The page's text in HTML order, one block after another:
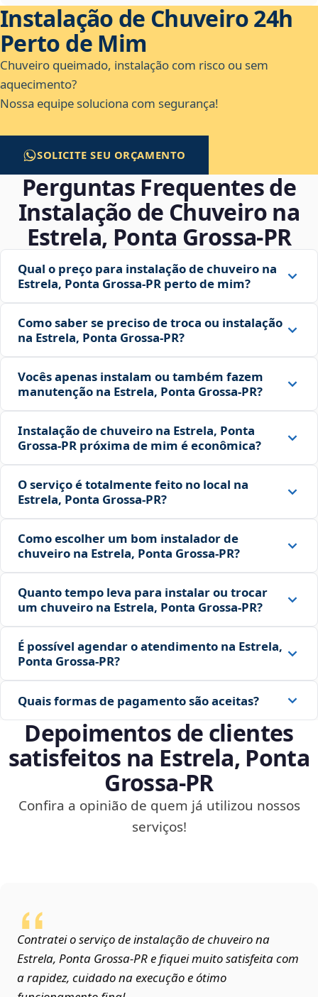
Instalação de Chuveiro 24h
Perto de Mim
Chuveiro queimado, instalação com risco ou sem
aquecimento?
Nossa equipe soluciona com segurança!
SOLICITE SEU ORÇAMENTO
Perguntas Frequentes de
Instalação de Chuveiro na
Estrela, Ponta Grossa‑PR
Qual o preço para instalação de chuveiro na
Estrela, Ponta Grossa‑PR perto de mim?
Como saber se preciso de troca ou instalação
na Estrela, Ponta Grossa‑PR?
Vocês apenas instalam ou também fazem
manutenção na Estrela, Ponta Grossa‑PR?
Instalação de chuveiro na Estrela, Ponta
Grossa‑PR próxima de mim é econômica?
O serviço é totalmente feito no local na
Estrela, Ponta Grossa‑PR?
Como escolher um bom instalador de
chuveiro na Estrela, Ponta Grossa‑PR?
Quanto tempo leva para instalar ou trocar
um chuveiro na Estrela, Ponta Grossa‑PR?
É possível agendar o atendimento na Estrela,
Ponta Grossa‑PR?
Quais formas de pagamento são aceitas?
Depoimentos de clientes
satisfeitos na Estrela, Ponta
Grossa‑PR
Confira a opinião de quem já utilizou nossos
serviços!
Contratei o serviço de instalação de chuveiro na
Estrela, Ponta Grossa‑PR e fiquei muito satisfeita com
a rapidez, cuidado na execução e ótimo